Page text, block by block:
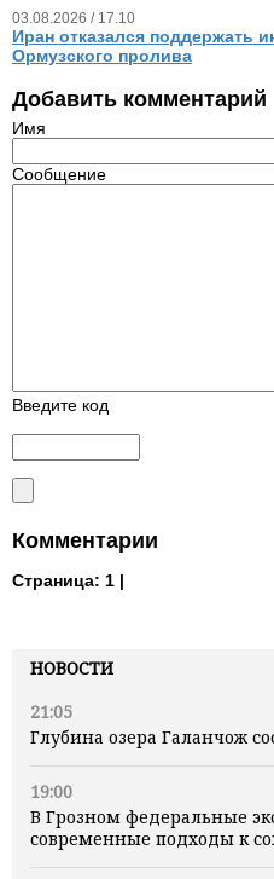
НОВОСТИ
21:05
Глубина озера Галанчож
19:00
В Грозном федеральные
современные подходы к
03.08.2026 / 17.10
Иран отказался поддержать
Ормузского пролива
Добавить комментарий
Имя
Сообщение
Введите код
Комментарии
Страница: 1 |